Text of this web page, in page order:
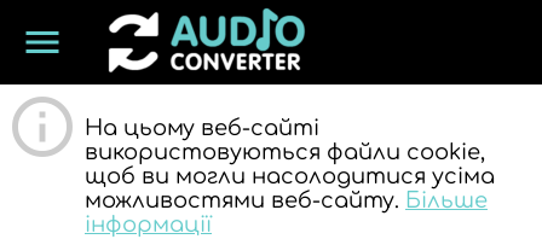
menu
ОНЛАЙН
На цьому веб-сайті
використовуються файли cookie,
щоб ви могли насолодитися усіма
можливостями веб-сайту. Більше
інформації